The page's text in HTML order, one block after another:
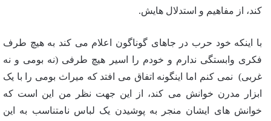
کند، از مفاهیم و استدلال هایش.
با اینکه خود حرب در جاهای گوناگون اعلام می کند به هیچ طرف
فکری وابستگی ندارم و خودم را اسیر هیچ طرفی (نه بومی و نه
غربی) نمی کنم اما اینگونه اتفاق می افتد که میراث بومی را با یک
ابزار مدرن خوانش می کند، از این جهت نظر من این است که
خوانش های ایشان منجر به پوشیدن یک لباس نامتناسب به این